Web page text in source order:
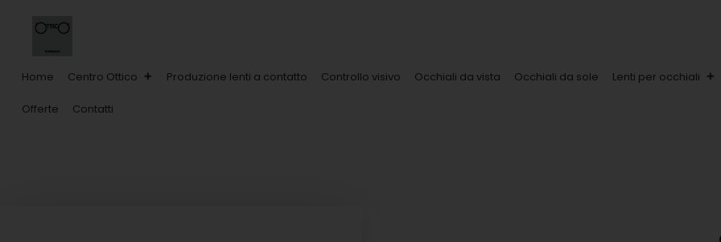
Home Centro Ottico Produzione lenti a contatto Controllo visivo Occhiali da vista Occhiali da sole Lenti per occhiali
Offerte Contatti